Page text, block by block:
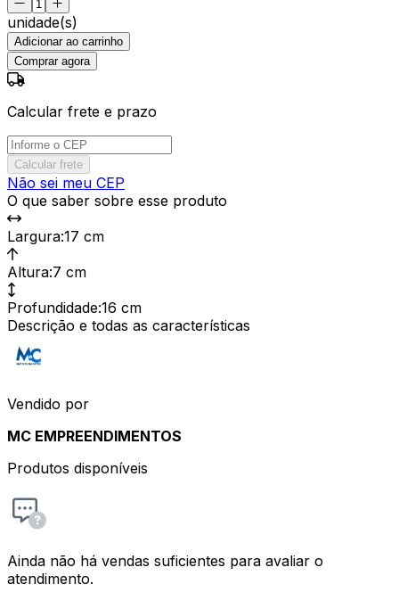
unidade(s)
Adicionar ao carrinho
Comprar agora
Calcular frete e prazo
Calcular frete
Não sei meu CEP
O que saber sobre esse produto
Largura:17 cm
Altura:7 cm
Profundidade:16 cm
Descrição e todas as características
Vendido por
MC EMPREENDIMENTOS
Produtos disponíveis
Ainda não há vendas suficientes para avaliar o
atendimento.